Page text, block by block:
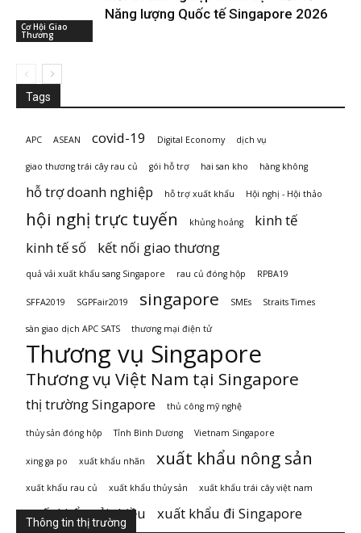
Cơ Hội Giao
Thương
Năng lượng Quốc tế Singapore 2026
Tags
APC ASEAN covid-19 Digital Economy dịch vụ
giao thương trái cây rau củ gói hỗ trợ hai san kho hàng không
hỗ trợ doanh nghiệp hỗ trợ xuất khẩu Hội nghị - Hội thảo
hội nghị trực tuyến khủng hoảng
kinh tế
kinh tế số
kết nối giao thương
quả vải xuất khẩu sang Singapore rau củ đóng hộp RPBA19
SFFA2019 SGPFair2019 singapore SMEs Straits Times
sàn giao dịch APC SATS thương mại điện tử
Thương vụ Singapore
Thương vụ Việt Nam tại Singapore
thị trường Singapore thủ công mỹ nghệ
thủy sản đóng hộp Tỉnh Bình Dương Vietnam Singapore
xing ga po xuất khẩu nhãn xuất khẩu nông sản
xuất khẩu rau củ xuất khẩu thủy sản xuất khẩu trái cây việt nam
xuất khẩu vải thiều xuất khẩu đi Singapore
Thông tin thị trường